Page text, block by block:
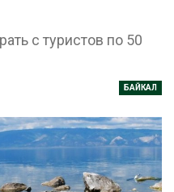
с туристов по 50
БАЙКАЛ